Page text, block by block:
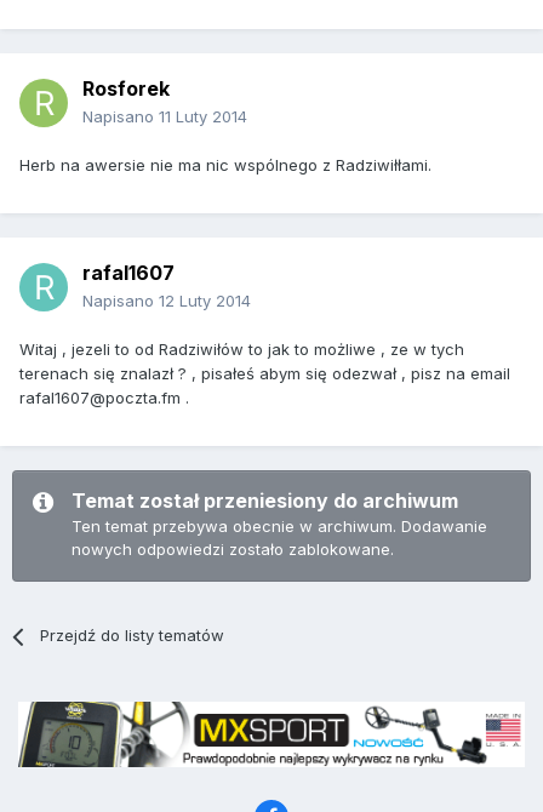
Rosforek
Napisano 11 Luty 2014
Herb na awersie nie ma nic wspólnego z Radziwiłłami.
rafal1607
Napisano 12 Luty 2014
Witaj , jezeli to od Radziwiłów to jak to możliwe , ze w tych
terenach się znalazł ? , pisałeś abym się odezwał , pisz na email
rafal1607@poczta.fm .
Temat został przeniesiony do archiwum
Ten temat przebywa obecnie w archiwum. Dodawanie
nowych odpowiedzi zostało zablokowane.
Przejdź do listy tematów